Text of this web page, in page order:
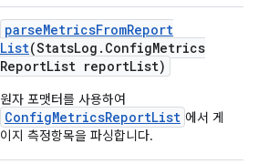
parseMetricsFromReport
List(StatsLog . ConfigMetrics
ReportList reportList)
원자 포맷터를 사용하여
ConfigMetricsReportList 에서 게
이지 측정항목을 파싱합니다.